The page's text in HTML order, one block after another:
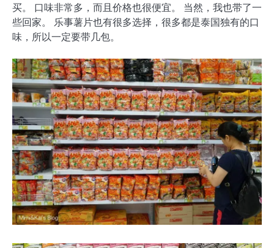
买。 口味非常多，而且价格也很便宜。 当然，我也带了一
些回家。 乐事薯片也有很多选择，很多都是泰国独有的口
味，所以一定要带几包。